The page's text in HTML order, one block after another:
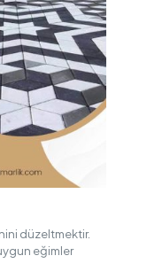
düzeltmektir.
eğimler